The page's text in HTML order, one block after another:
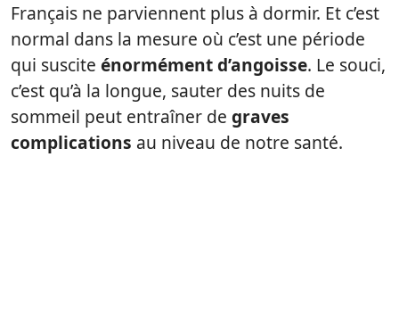
Français ne parviennent plus à dormir. Et c’est
normal dans la mesure où c’est une période
qui suscite énormément d’angoisse. Le souci,
c’est qu’à la longue, sauter des nuits de
sommeil peut entraîner de graves
complications au niveau de notre santé.